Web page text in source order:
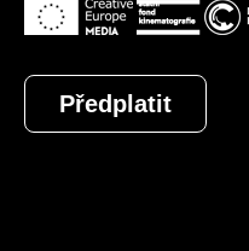
Předplatit